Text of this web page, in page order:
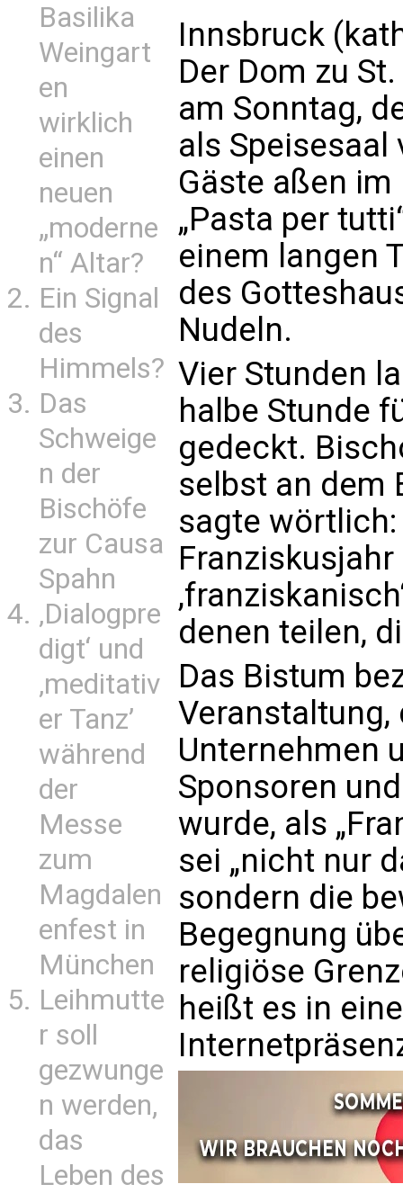
Basilika
Weingart
en
wirklich
einen
neuen
„moderne
n“ Altar?
Ein Signal
des
Himmels?
Das
Schweige
n der
Bischöfe
zur Causa
Spahn
‚Dialogpre
digt‘ und
‚meditativ
er Tanz’
während
der
Messe
zum
Magdalen
enfest in
München
Leihmutte
r soll
gezwunge
n werden,
das
Leben des
Innsbruck
Der Dom zu
am Sonntag,
als Speisesaal
Gäste aßen
„Pasta per
einem langen
des
Nudeln.
Vier Stunden
halbe Stunde
gedeckt.
selbst an dem
sagte
denen teilen,
Das Bistum
Unternehmen
Sponsoren
wurde, als
sei „nicht nur
sondern die
Begegnung
religiöse
heißt es in